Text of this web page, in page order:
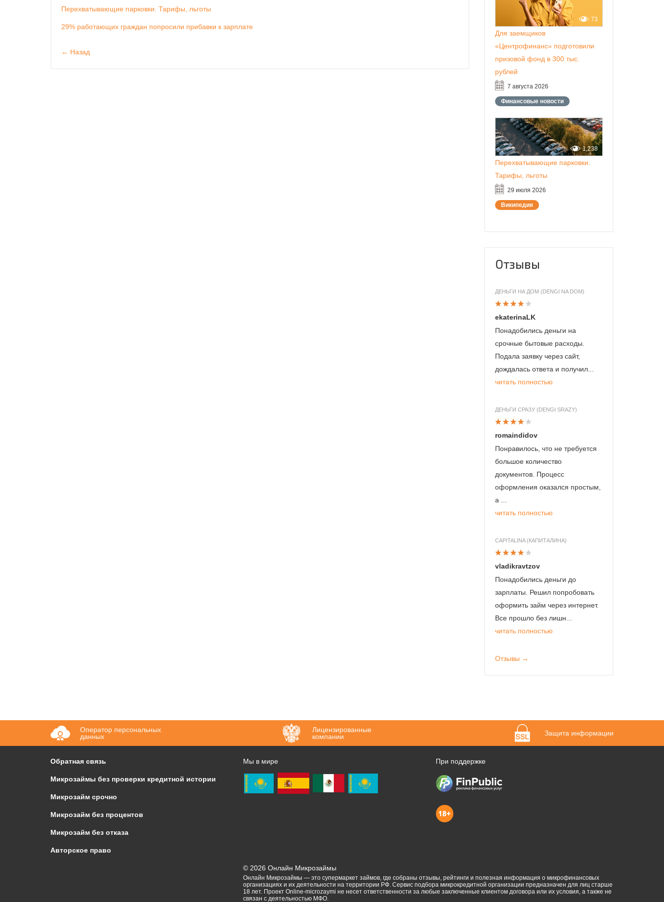
Перехватывающие парковки. Тарифы, льготы
29% работающих граждан попросили прибавки к зарплате
← Назад
Для заемщиков
«Центрофинанс» подготовили
призовой фонд в 300 тыс.
рублей
7 августа 2026
73
Финансовые новости
Перехватывающие парковки.
Тарифы, льготы
29 июля 2026
1,238
Википедия
Отзывы
ДЕНЬГИ НА ДОМ (DENGI NA DOM)
ekaterinaLK
Понадобились деньги на
срочные бытовые расходы.
Подала заявку через сайт,
дождалась ответа и получил...
читать полностью
ДЕНЬГИ СРАЗУ (DENGI SRAZY)
romaindidov
Понравилось, что не требуется
большое количество
документов. Процесс
оформления оказался простым,
а ...
читать полностью
CAPITALINA (КАПИТАЛИНА)
vladikravtzov
Понадобились деньги до
зарплаты. Решил попробовать
оформить займ через интернет.
Все прошло без лишн...
читать полностью
Отзывы →
Оператор персональных
данных
Лицензированные
компании
Защита информации
Обратная связь
Микрозаймы без проверки кредитной истории
Микрозайм срочно
Микрозайм без процентов
Микрозайм без отказа
Авторское право
Мы в мире При поддержке
© 2026 Онлайн Микрозаймы
Онлайн Микрозаймы — это супермаркет займов, где собраны отзывы, рейтинги и полезная информация о микрофинансовых
организациях и их деятельности на территории РФ. Сервис подбора микрокредитной организации предназначен для лиц старше
18 лет. Проект Online-microzaymi не несет ответственности за любые заключенные клиентом договора или их условия, а также не
связан с деятельностью МФО.